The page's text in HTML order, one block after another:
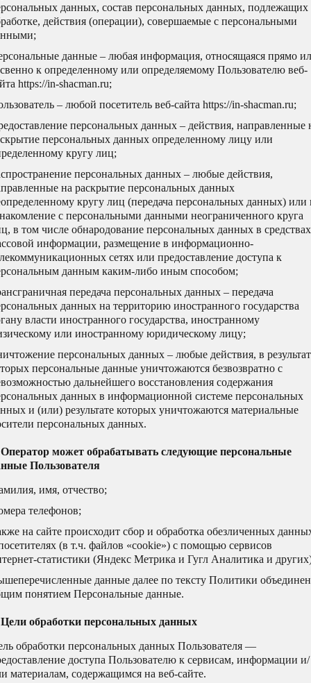
данных, состав персональных данных, подлежащих
действия (операции), совершаемые с персональными
данные – любая информация, относящаяся прямо
к определенному или определяемому Пользователю веб-
https://in-shacman.ru;
– любой посетитель веб-сайта https://in-shacman.ru;
персональных данных – действия, направленные
персональных данных определенному лицу или
кругу лиц;
персональных данных – любые действия,
на раскрытие персональных данных
кругу лиц (передача персональных данных) или
с персональными данными неограниченного круга
в том числе обнародование персональных данных в средствах
информации, размещение в информационно-
сетях или предоставление доступа к
данным каким-либо иным способом;
передача персональных данных – передача
данных на территорию иностранного государства
власти иностранного государства, иностранному
или иностранному юридическому лицу;
персональных данных – любые действия, в
персональные данные уничтожаются безвозвратно с
дальнейшего восстановления содержания
данных в информационной системе персональных
и (или) результате которых уничтожаются материальные
персональных данных.
может обрабатывать следующие персональные
Пользователя
имя, отчество;
телефонов;
на сайте происходит сбор и обработка обезличенных
(в т.ч. файлов «cookie») с помощью сервисов
статистики (Яндекс Метрика и Гугл Аналитика и
данные далее по тексту Политики
понятием Персональные данные.
обработки персональных данных
обработки персональных данных Пользователя —
доступа Пользователю к сервисам, информации и/
материалам, содержащимся на веб-сайте.